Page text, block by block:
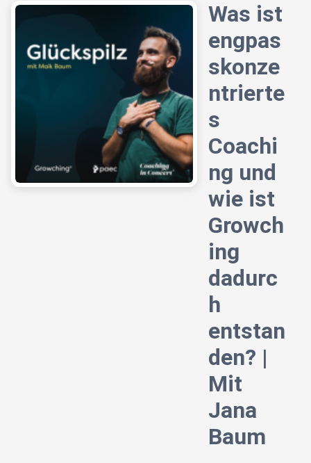
Was ist
engpas
skonze
ntrierte
s
Coachi
ng und
wie ist
Growch
ing
dadurc
h
entstan
den? |
Mit
Jana
Baum